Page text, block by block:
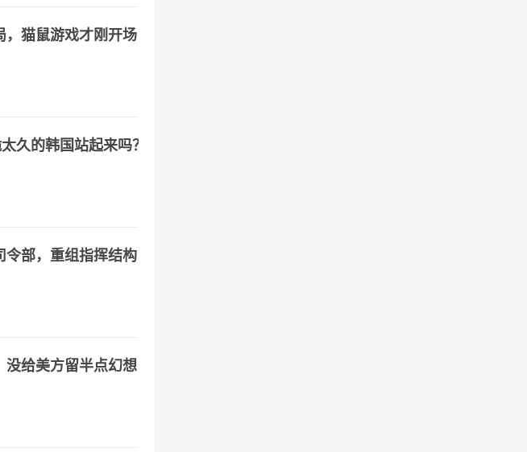
，猫鼠游戏才刚开场
久的韩国站起来吗？
令部，重组指挥结构
没给美方留半点幻想